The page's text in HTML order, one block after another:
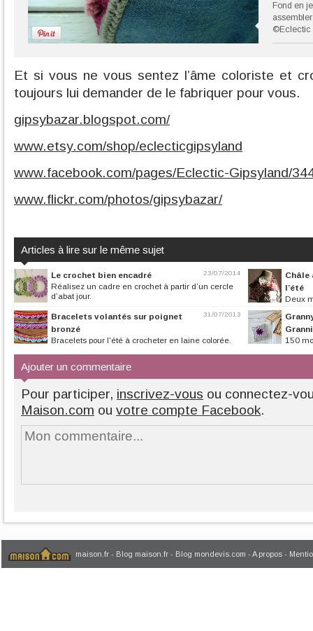
Fond en
©Eclectic
Et si vous ne vous sentez l’âme coloriste et
toujours lui demander de le fabriquer pour vous.
gipsybazar.blogspot.com/
www.etsy.com/shop/eclecticgipsyland
www.facebook.com/pages/Eclectic-Gipsyland/
www.flickr.com/photos/gipsybazar/
Articles à lire sur le même sujet
23/07/2014
Le crochet bien encadré
Réalisez un cadre en crochet à partir d’un cercle
d’abat jour.
Châle
l’été
Deux
au crochet
31/07/2013
Bracelets volantés sur poignet
bronzé
Bracelets pour l'été à crocheter en laine colorée.
150
Ajouter un commentaire
Pour participer, inscrivez-vous ou connectez-
Maison.com ou votre compte Facebook.
maison.fr - Blog maison.fr - Blog mondevis.com - A propos -